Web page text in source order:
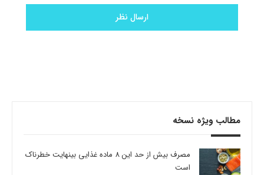
مطالب ویژه نسخه
مصرف بیش از حد این 8 ماده غذایی بینهایت خطرناک
است